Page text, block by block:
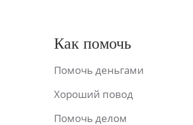
Как помочь
Помочь деньгами
Хороший повод
Помочь делом